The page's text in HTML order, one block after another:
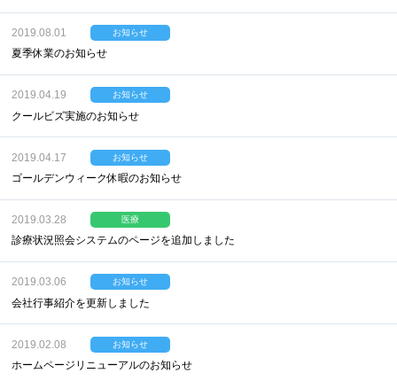
2019.08.01 お知らせ
夏季休業のお知らせ
2019.04.19 お知らせ
クールビズ実施のお知らせ
2019.04.17 お知らせ
ゴールデンウィーク休暇のお知らせ
2019.03.28 医療
診療状況照会システムのページを追加しました
2019.03.06 お知らせ
会社行事紹介を更新しました
2019.02.08 お知らせ
ホームページリニューアルのお知らせ